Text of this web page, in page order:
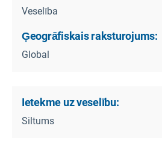
Veselība
Ģeogrāfiskais raksturojums:
Global
Ietekme uz veselību:
Siltums